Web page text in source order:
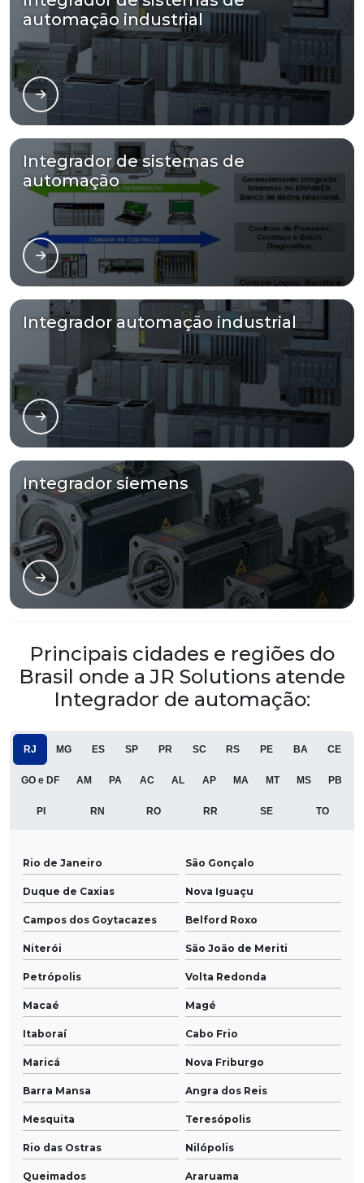
automação industrial
Integrador de sistemas de
automação
Integrador automação industrial
Integrador siemens
Principais cidades e regiões do
Brasil onde a JR Solutions atende
Integrador de automação:
RJ MG ES SP PR SC RS PE BA CE
GO e DF AM PA AC AL AP MA MT MS PB
PI RN RO RR SE TO
Rio de Janeiro São Gonçalo
Duque de Caxias Nova Iguaçu
Campos dos Goytacazes Belford Roxo
Niterói São João de Meriti
Petrópolis Volta Redonda
Macaé Magé
Itaboraí Cabo Frio
Maricá Nova Friburgo
Barra Mansa Angra dos Reis
Mesquita Teresópolis
Rio das Ostras Nilópolis
Queimados Araruama